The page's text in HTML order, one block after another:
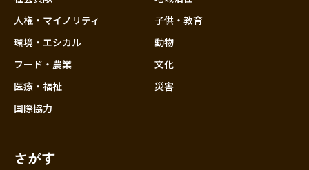
近畿
人権・マイノリティ
環境・エシカル
フード・農業
医療・福祉
国際協力
子供・教育
動物
文化
災害
さがす